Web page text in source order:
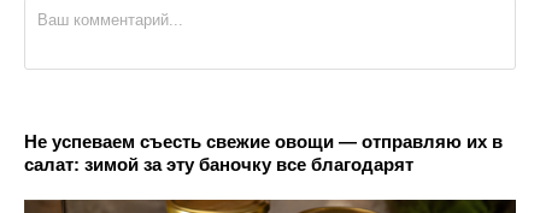
Не успеваем съесть свежие овощи — отправляю их в
салат: зимой за эту баночку все благодарят